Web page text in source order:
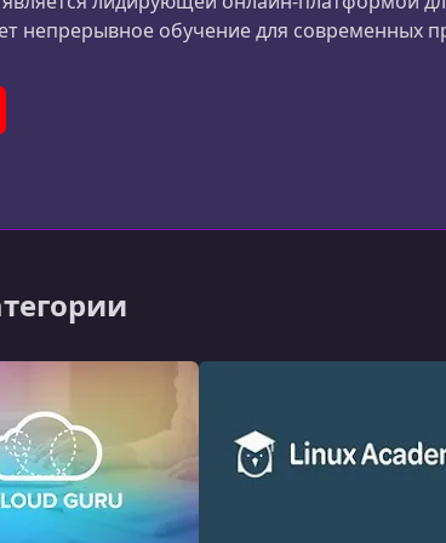
непрерывное обучение для современных